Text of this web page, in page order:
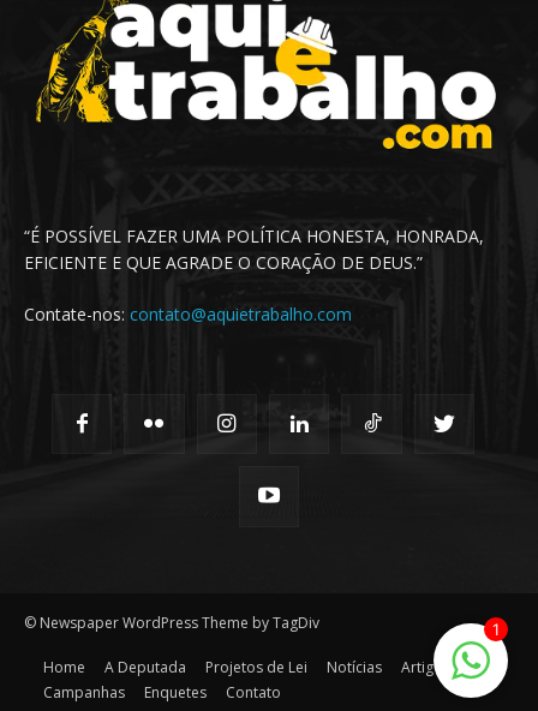
“É POSSÍVEL FAZER UMA POLÍTICA HONESTA, HONRADA,
EFICIENTE E QUE AGRADE O CORAÇÃO DE DEUS.”
Contate-nos: contato@aquietrabalho.com
© Newspaper WordPress Theme by TagDiv
Home A Deputada Projetos de Lei Notícias
Artigos
Campanhas
Enquetes Contato
1